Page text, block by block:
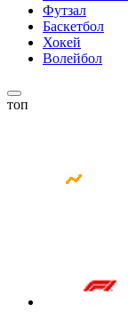
Футзал
Баскетбол
Хокей
Волейбол
топ